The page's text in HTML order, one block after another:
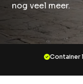
Direct inleveren
nog veel meer.
Container